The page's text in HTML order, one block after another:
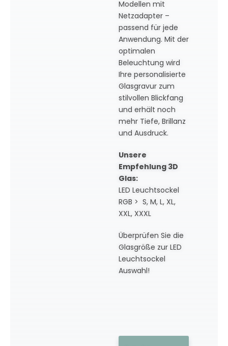
Modellen mit
Netzadapter –
passend für jede
Anwendung. Mit der
optimalen
Beleuchtung wird
Ihre personalisierte
Glasgravur zum
stilvollen Blickfang
und erhält noch
mehr Tiefe, Brillanz
und Ausdruck.
Unsere
Empfehlung 3D
Glas:
LED Leuchtsockel
RGB > S, M, L, XL,
XXL, XXXL
Überprüfen Sie die
Glasgröße zur LED
Leuchtsockel
Auswahl!